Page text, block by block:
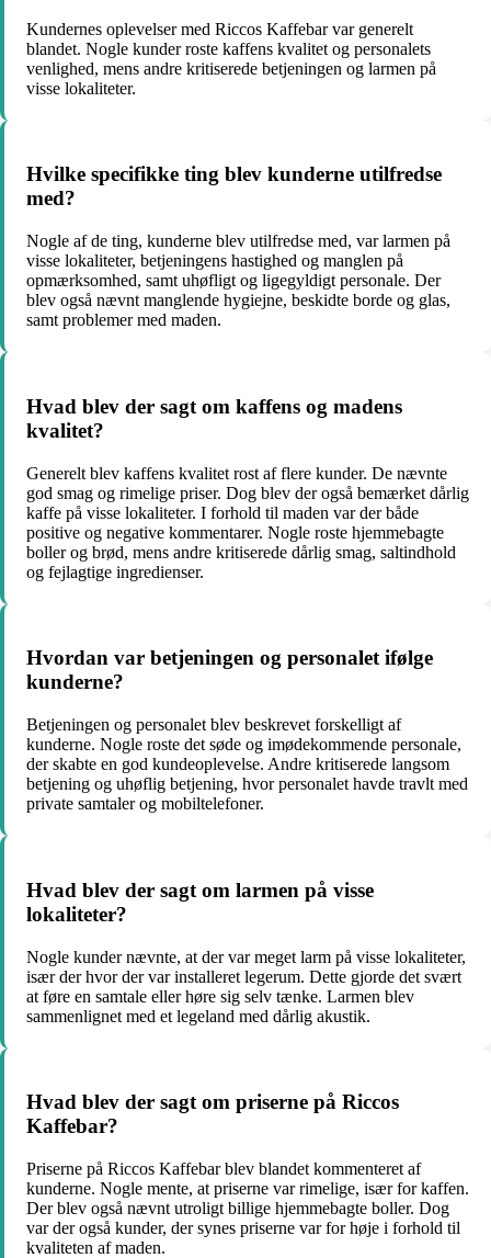
Kundernes oplevelser med Riccos Kaffebar var generelt
blandet. Nogle kunder roste kaffens kvalitet og personalets
venlighed, mens andre kritiserede betjeningen og larmen på
visse lokaliteter.
Hvilke specifikke ting blev kunderne utilfredse
med?
Nogle af de ting, kunderne blev utilfredse med, var larmen på
visse lokaliteter, betjeningens hastighed og manglen på
opmærksomhed, samt uhøfligt og ligegyldigt personale. Der
blev også nævnt manglende hygiejne, beskidte borde og glas,
samt problemer med maden.
Hvad blev der sagt om kaffens og madens
kvalitet?
Generelt blev kaffens kvalitet rost af flere kunder. De nævnte
god smag og rimelige priser. Dog blev der også bemærket dårlig
kaffe på visse lokaliteter. I forhold til maden var der både
positive og negative kommentarer. Nogle roste hjemmebagte
boller og brød, mens andre kritiserede dårlig smag, saltindhold
og fejlagtige ingredienser.
Hvordan var betjeningen og personalet ifølge
kunderne?
Betjeningen og personalet blev beskrevet forskelligt af
kunderne. Nogle roste det søde og imødekommende personale,
der skabte en god kundeoplevelse. Andre kritiserede langsom
betjening og uhøflig betjening, hvor personalet havde travlt med
private samtaler og mobiltelefoner.
Hvad blev der sagt om larmen på visse
lokaliteter?
Nogle kunder nævnte, at der var meget larm på visse lokaliteter,
især der hvor der var installeret legerum. Dette gjorde det svært
at føre en samtale eller høre sig selv tænke. Larmen blev
sammenlignet med et legeland med dårlig akustik.
Hvad blev der sagt om priserne på Riccos
Kaffebar?
Priserne på Riccos Kaffebar blev blandet kommenteret af
kunderne. Nogle mente, at priserne var rimelige, især for kaffen.
Der blev også nævnt utroligt billige hjemmebagte boller. Dog
var der også kunder, der synes priserne var for høje i forhold til
kvaliteten af maden.